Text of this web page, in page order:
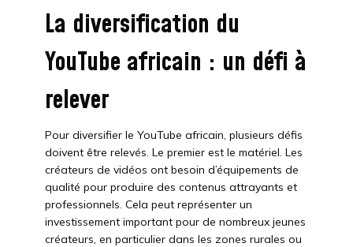
La diversification du
YouTube africain : un défi à
relever
Pour diversifier le YouTube africain, plusieurs défis
doivent être relevés. Le premier est le matériel. Les
créateurs de vidéos ont besoin d’équipements de
qualité pour produire des contenus attrayants et
professionnels. Cela peut représenter un
investissement important pour de nombreux jeunes
créateurs, en particulier dans les zones rurales ou